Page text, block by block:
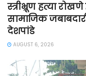
स्त्रीभ्रूण हत्या
सामाजिक
देशपांडे
AUGUST 6, 2026